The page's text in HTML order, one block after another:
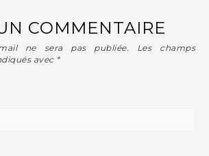
COMMENTAIRE
ne sera pas publiée.
Les champs
avec *